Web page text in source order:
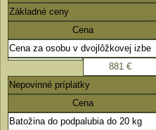
Základné ceny
Cena
Cena za osobu v dvojlôžkovej izbe
881 €
Nepovinné príplatky
Cena
Batožina do podpalubia do 20 kg